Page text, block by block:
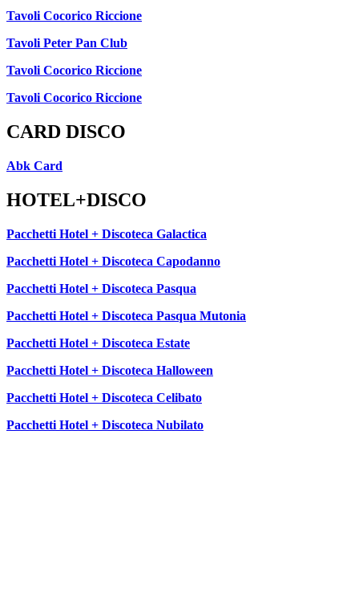
Tavoli Cocorico Riccione
Tavoli Peter Pan Club
Tavoli Cocorico Riccione
Tavoli Cocorico Riccione
CARD DISCO
Abk Card
HOTEL+DISCO
Pacchetti Hotel + Discoteca Galactica
Pacchetti Hotel + Discoteca Capodanno
Pacchetti Hotel + Discoteca Pasqua
Pacchetti Hotel + Discoteca Pasqua Mutonia
Pacchetti Hotel + Discoteca Estate
Pacchetti Hotel + Discoteca Halloween
Pacchetti Hotel + Discoteca Celibato
Pacchetti Hotel + Discoteca Nubilato